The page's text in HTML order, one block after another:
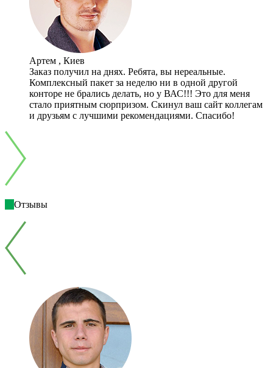
Артем , Киев
Заказ получил на днях. Ребята, вы нереальные.
Комплексный пакет за неделю ни в одной другой
конторе не брались делать, но у ВАС!!! Это для меня
стало приятным сюрпризом. Скинул ваш сайт коллегам
и друзьям с лучшими рекомендациями. Спасибо!
Отзывы